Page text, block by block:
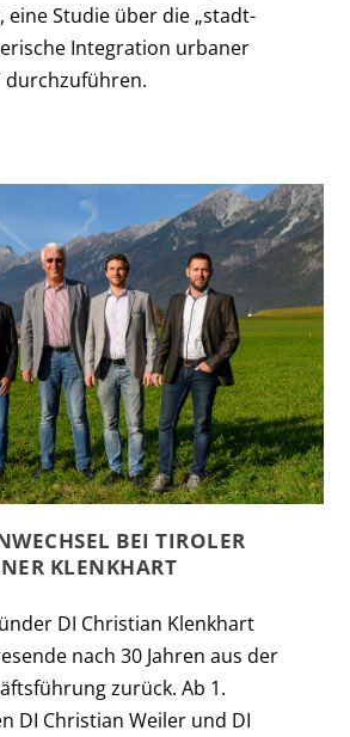
eine Studie über die „stadt-
Integration urbaner
durchzuführen.
BEI TIROLER
KLENKHART
DI Christian Klenkhart
nach 30 Jahren aus der
zurück. Ab 1.
DI Christian Weiler und DI